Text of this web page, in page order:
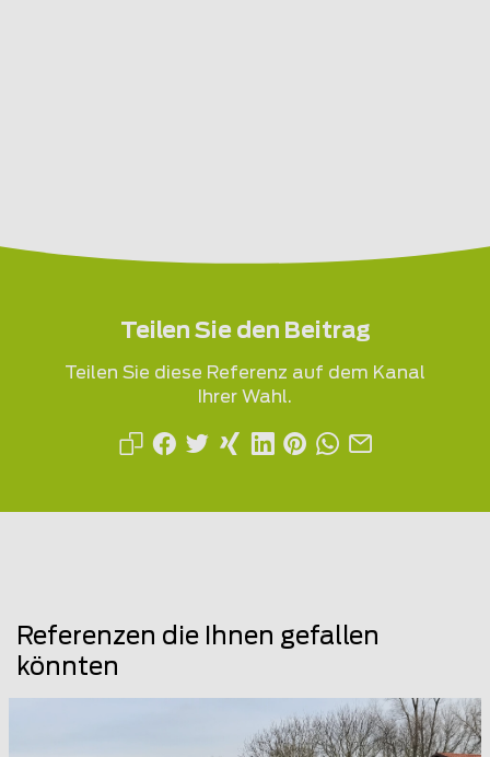
Teilen Sie den Beitrag
Teilen Sie diese Referenz auf dem Kanal
Ihrer Wahl.
Referenzen die Ihnen gefallen
könnten